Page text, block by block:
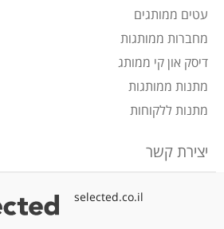
עטים ממותגים
מחברות ממותגות
דיסק און קי ממותג
מתנות ממותגות
מתנות ללקוחות
יצירת קשר
selected.co.il